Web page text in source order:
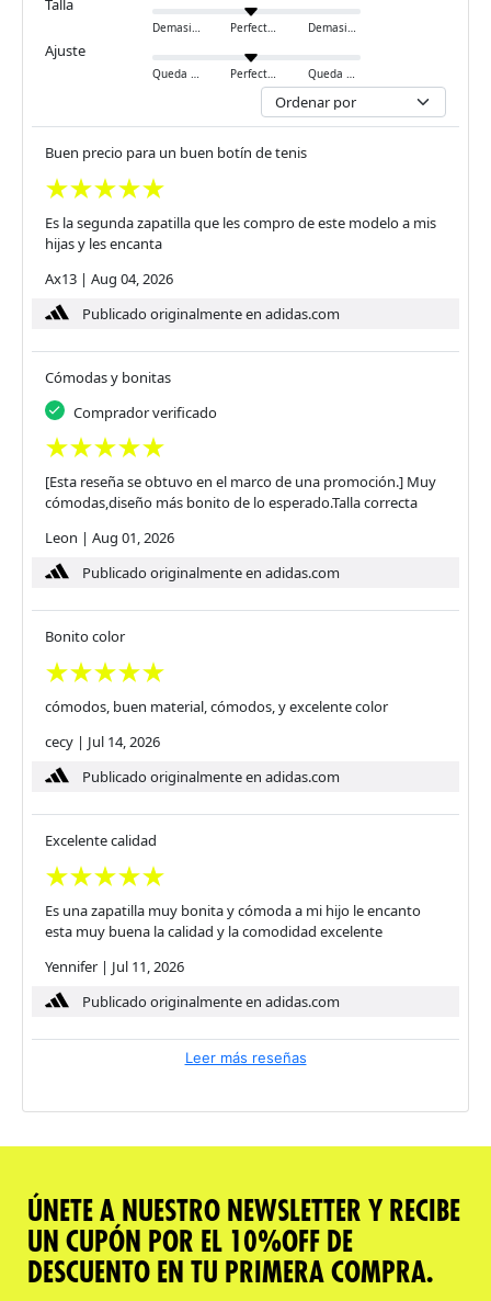
Talla
Demasiado pequeño Perfecto Demasiado grande
Ajuste
Queda ajustado Perfecto Queda holgado
Buen precio para un buen botín de tenis
Es la segunda zapatilla que les compro de este modelo a mis
hijas y les encanta
Ax13 | Aug 04, 2026
Publicado originalmente en adidas.com
Cómodas y bonitas
Comprador verificado
[Esta reseña se obtuvo en el marco de una promoción.] Muy
cómodas,diseño más bonito de lo esperado.Talla correcta
Leon | Aug 01, 2026
Publicado originalmente en adidas.com
Bonito color
cómodos, buen material, cómodos, y excelente color
cecy | Jul 14, 2026
Publicado originalmente en adidas.com
Excelente calidad
Es una zapatilla muy bonita y cómoda a mi hijo le encanto
esta muy buena la calidad y la comodidad excelente
Yennifer | Jul 11, 2026
Publicado originalmente en adidas.com
Leer más reseñas
ÚNETE A NUESTRO NEWSLETTER Y RECIBE
UN CUPÓN POR EL 10%OFF DE
DESCUENTO EN TU PRIMERA COMPRA.